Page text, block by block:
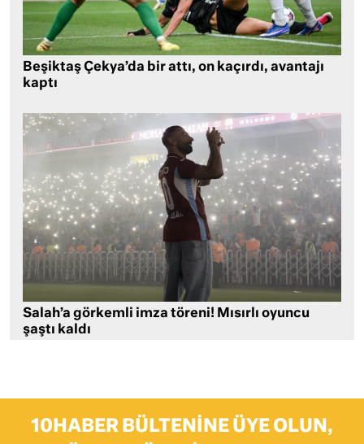
Beşiktaş Çekya’da bir attı, on kaçırdı, avantajı
kaptı
Salah’a görkemli imza töreni! Mısırlı oyuncu
şaştı kaldı
10HABER BÜLTENINE ÜYE OLUN,